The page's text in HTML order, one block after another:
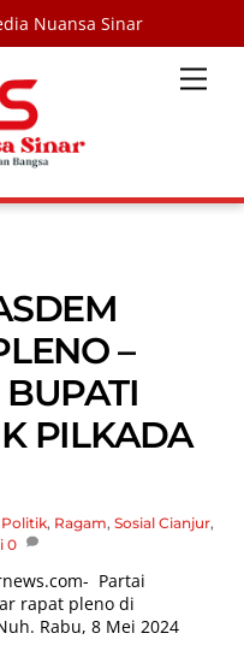
Nuansa Sinar
–
PILKADA
Politik, Ragam,Sosial Cianjur,
0
Partai
rapat pleno di
Rabu, 8 Mei 2024